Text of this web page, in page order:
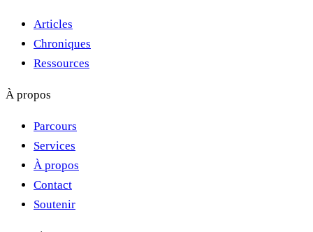
Articles
Chroniques
Ressources
À propos
Parcours
Services
À propos
Contact
Soutenir